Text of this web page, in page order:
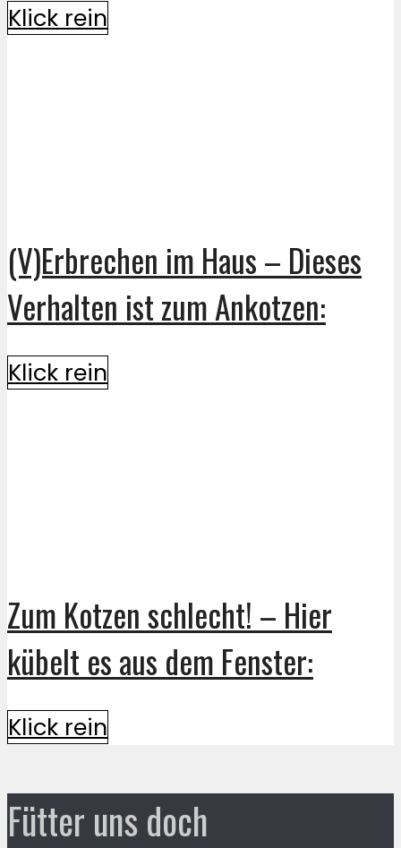
Klick rein
(V)Erbrechen im Haus – Dieses
Verhalten ist zum Ankotzen:
Klick rein
Zum Kotzen schlecht! – Hier
kübelt es aus dem Fenster:
Klick rein
Fütter uns doch